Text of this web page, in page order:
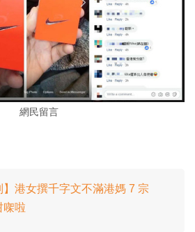
網民留言
】港女撰千字文不滿港媽 7 宗
㗎啦